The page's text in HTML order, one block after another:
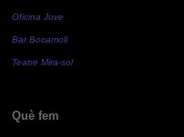
Oficina Jove
Bar Bocamoll
Teatre Mira-sol
Què fem